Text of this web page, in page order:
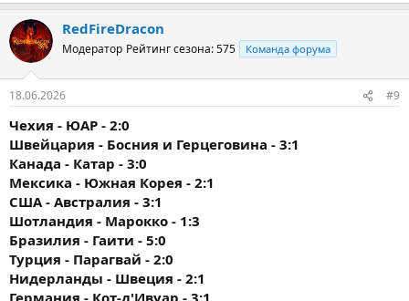
RedFireDracon
Модератор Рейтинг сезона: 575 Команда форума
18.06.2026 #9
Чехия - ЮАР - 2:0
Швейцария - Босния и Герцеговина - 3:1
Канада - Катар - 3:0
Мексика - Южная Корея - 2:1
США - Австралия - 3:1
Шотландия - Марокко - 1:3
Бразилия - Гаити - 5:0
Турция - Парагвай - 2:0
Нидерланды - Швеция - 2:1
Германия - Кот-д'Ивуар - 3:1